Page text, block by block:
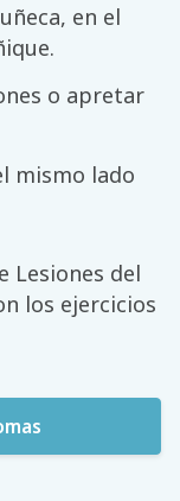
en el
o apretar
mismo lado
Lesiones del
los ejercicios